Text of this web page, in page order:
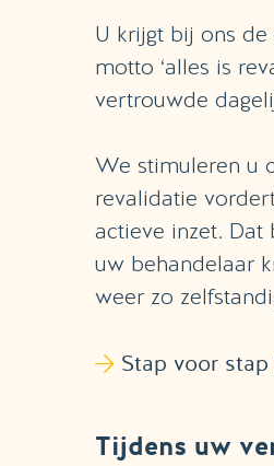
U krijgt bij ons
motto ‘alles is
vertrouwde
We stimuleren u
revalidatie
actieve inzet.
uw behandelaar
weer zo
Stap voor
Tijdens uw